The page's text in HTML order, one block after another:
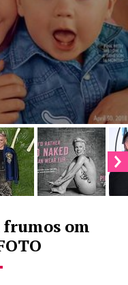
om